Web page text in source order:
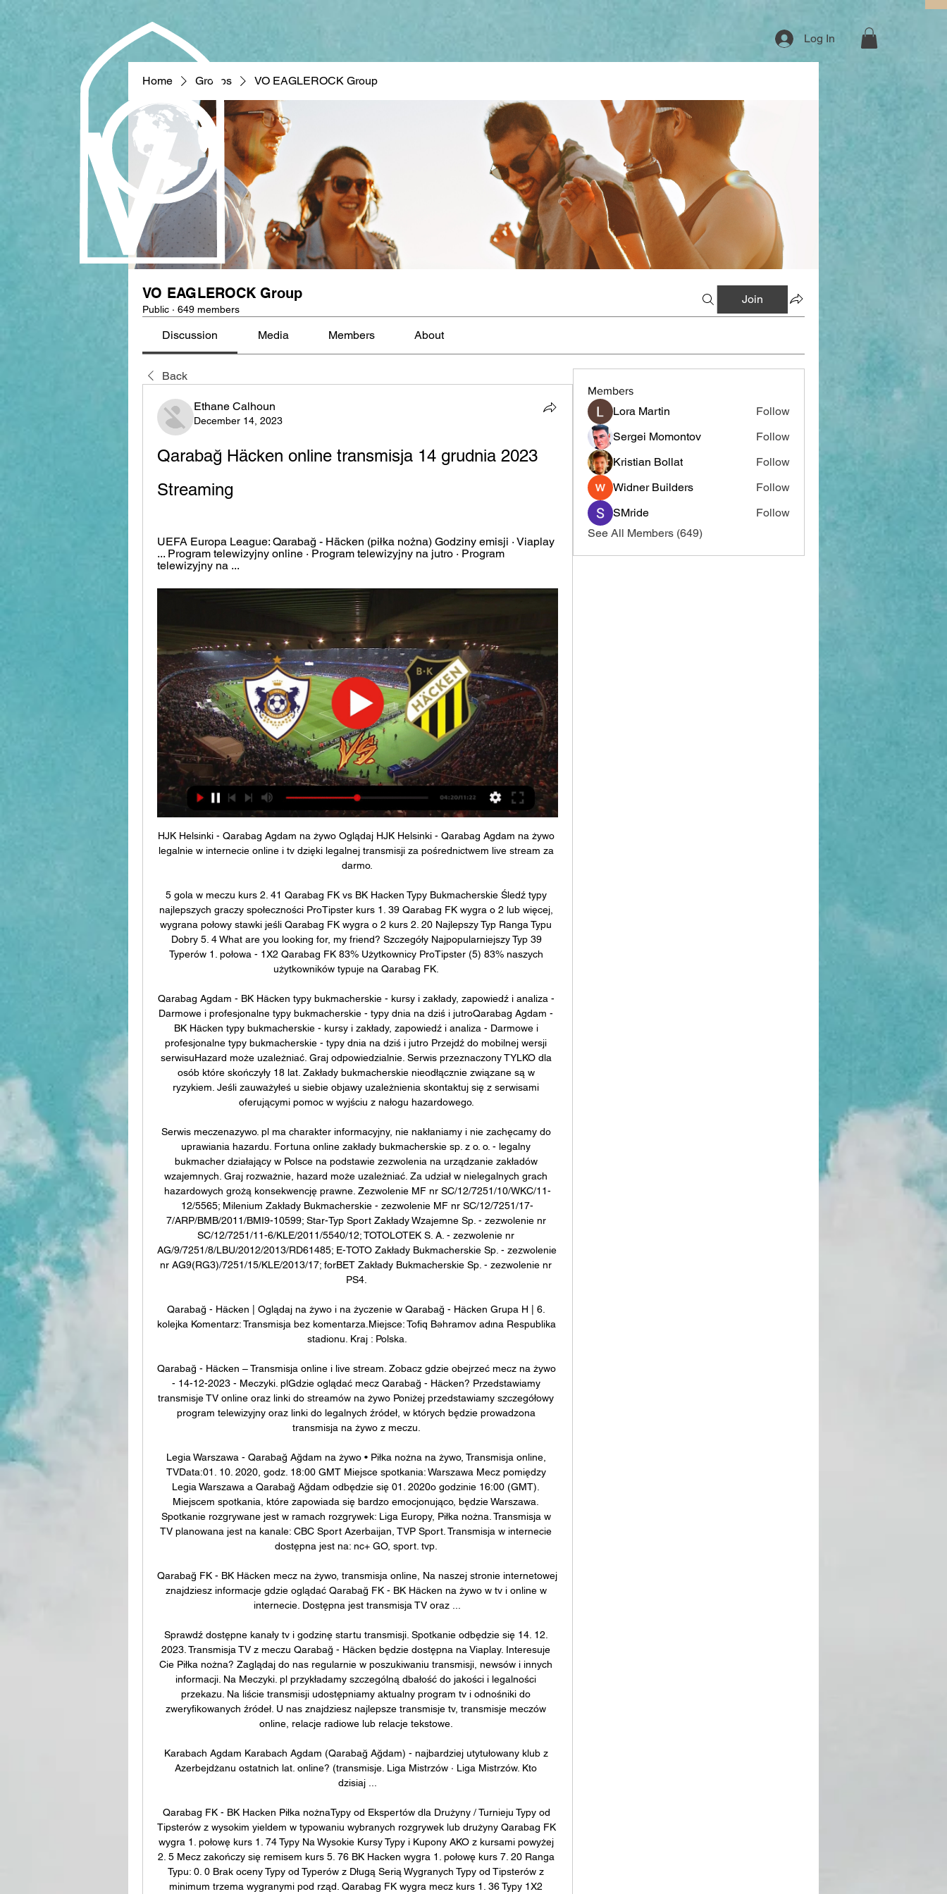
Log In
Home Groups VO EAGLEROCK Group
VO EAGLEROCK Group
Public · 649 members
Join
Discussion Media Members About
Back
Ethane Calhoun
December 14, 2023
Qarabağ Häcken online transmisja 14 grudnia 2023
Streaming
UEFA Europa League: Qarabağ - Häcken (piłka nożna) Godziny emisji · Viaplay
... Program telewizyjny online · Program telewizyjny na jutro · Program
telewizyjny na ...
HJK Helsinki - Qarabag Agdam na żywo Oglądaj HJK Helsinki - Qarabag Agdam na żywo
legalnie w internecie online i tv dzięki legalnej transmisji za pośrednictwem live stream za
darmo.
5 gola w meczu kurs 2. 41 Qarabag FK vs BK Hacken Typy Bukmacherskie Śledź typy
najlepszych graczy społeczności ProTipster kurs 1. 39 Qarabag FK wygra o 2 lub więcej,
wygrana połowy stawki jeśli Qarabag FK wygra o 2 kurs 2. 20 Najlepszy Typ Ranga Typu
Dobry 5. 4 What are you looking for, my friend? Szczegóły Najpopularniejszy Typ 39
Typerów 1. połowa - 1X2 Qarabag FK 83% Użytkownicy ProTipster (5) 83% naszych
użytkowników typuje na Qarabag FK.
Qarabag Agdam - BK Häcken typy bukmacherskie - kursy i zakłady, zapowiedź i analiza -
Darmowe i profesjonalne typy bukmacherskie - typy dnia na dziś i jutro﻿Qarabag Agdam -
BK Häcken typy bukmacherskie - kursy i zakłady, zapowiedź i analiza - Darmowe i
profesjonalne typy bukmacherskie - typy dnia na dziś i jutro Przejdź do mobilnej wersji
serwisuHazard może uzależniać. Graj odpowiedzialnie. Serwis przeznaczony TYLKO dla
osób które skończyły 18 lat. Zakłady bukmacherskie nieodłącznie związane są w
ryzykiem. Jeśli zauważyłeś u siebie objawy uzależnienia skontaktuj się z serwisami
oferującymi pomoc w wyjściu z nałogu hazardowego.
Serwis meczenazywo. pl ma charakter informacyjny, nie nakłaniamy i nie zachęcamy do
uprawiania hazardu. Fortuna online zakłady bukmacherskie sp. z o. o. - legalny
bukmacher działający w Polsce na podstawie zezwolenia na urządzanie zakładów
wzajemnych. Graj rozważnie, hazard może uzależniać. Za udział w nielegalnych grach
hazardowych grożą konsekwencję prawne. Zezwolenie MF nr SC/12/7251/10/WKC/11-
12/5565; Milenium Zakłady Bukmacherskie - zezwolenie MF nr SC/12/7251/17-
7/ARP/BMB/2011/BMI9-10599; Star-Typ Sport Zakłady Wzajemne Sp. - zezwolenie nr
SC/12/7251/11-6/KLE/2011/5540/12; TOTOLOTEK S. A. - zezwolenie nr
AG/9/7251/8/LBU/2012/2013/RD61485; E-TOTO Zakłady Bukmacherskie Sp. - zezwolenie
nr AG9(RG3)/7251/15/KLE/2013/17; forBET Zakłady Bukmacherskie Sp. - zezwolenie nr
PS4.
Qarabağ - Häcken | Oglądaj na żywo i na życzenie w Qarabağ - Häcken Grupa H | 6.
kolejka Komentarz: Transmisja bez komentarza.Miejsce: Tofiq Bəhramov adına Respublika
stadionu. Kraj : Polska.
Qarabağ - Häcken – Transmisja online i live stream. Zobacz gdzie obejrzeć mecz na żywo
- 14-12-2023 - Meczyki. plGdzie oglądać mecz Qarabağ - Häcken? Przedstawiamy
transmisje TV online oraz linki do streamów na żywo Poniżej przedstawiamy szczegółowy
program telewizyjny oraz linki do legalnych źródeł, w których będzie prowadzona
transmisja na żywo z meczu.
Legia Warszawa - Qarabağ Ağdam na żywo • Piłka nożna na żywo, Transmisja online,
TVData:01. 10. 2020, godz. 18:00 GMT Miejsce spotkania: Warszawa Mecz pomiędzy
Legia Warszawa a Qarabağ Ağdam odbędzie się 01. 2020o godzinie 16:00 (GMT).
Miejscem spotkania, które zapowiada się bardzo emocjonująco, będzie Warszawa.
Spotkanie rozgrywane jest w ramach rozgrywek: Liga Europy, Piłka nożna. Transmisja w
TV planowana jest na kanale: CBC Sport Azerbaijan, TVP Sport. Transmisja w internecie
dostępna jest na: nc+ GO, sport. tvp.
Qarabağ FK - BK Häcken mecz na żywo, transmisja online, Na naszej stronie internetowej
znajdziesz informacje gdzie oglądać Qarabağ FK - BK Häcken na żywo w tv i online w
internecie. Dostępna jest transmisja TV oraz ...
Sprawdź dostępne kanały tv i godzinę startu transmisji. Spotkanie odbędzie się 14. 12.
2023. Transmisja TV z meczu Qarabağ - Häcken będzie dostępna na Viaplay. Interesuje
Cie Piłka nożna? Zaglądaj do nas regularnie w poszukiwaniu transmisji, newsów i innych
informacji. Na Meczyki. pl przykładamy szczególną dbałość do jakości i legalności
przekazu. Na liście transmisji udostępniamy aktualny program tv i odnośniki do
zweryfikowanych źródeł. U nas znajdziesz najlepsze transmisje tv, transmisje meczów
online, relacje radiowe lub relacje tekstowe.
Karabach Agdam Karabach Agdam (Qarabağ Ağdam) - najbardziej utytułowany klub z
Azerbejdżanu ostatnich lat. online? (transmisje. Liga Mistrzów · Liga Mistrzów. Kto
dzisiaj ...
Qarabag FK - BK Hacken Piłka nożnaTypy od Ekspertów dla Drużyny / Turnieju Typy od
Tipsterów z wysokim yieldem w typowaniu wybranych rozgrywek lub drużyny Qarabag FK
wygra 1. połowę kurs 1. 74 Typy Na Wysokie Kursy Typy i Kupony AKO z kursami powyżej
2. 5 Mecz zakończy się remisem kurs 5. 76 BK Hacken wygra 1. połowę kurs 7. 20 Ranga
Typu: 0. 0 Brak oceny Typy od Typerów z Długą Serią Wygranych Typy od Tipsterów z
minimum trzema wygranymi pod rząd. Qarabag FK wygra mecz kurs 1. 36 Typy 1X2
Members
Lora Martin
Follow
Sergei Momontov
Follow
Kristian Bollat
Follow
Widner Builders
Follow
SMride
Follow
See All Members (649)